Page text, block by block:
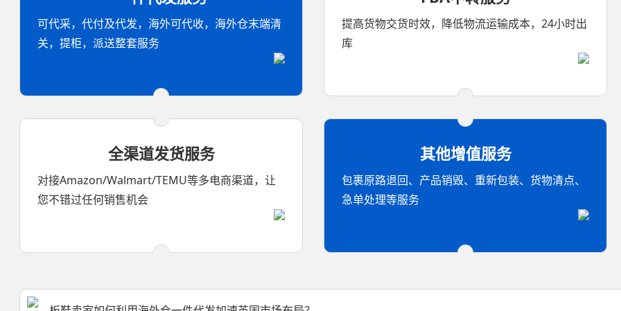
可代采，代付及代发，海外可代收，海外仓末端清
关，提柜，派送整套服务
提高货物交货时效，降低物流运输成本，24小时出
库
全渠道发货服务
对接Amazon/Walmart/TEMU等多电商渠道，让
您不错过任何销售机会
其他增值服务
包裹原路退回、产品销毁、重新包装、货物清点、
急单处理等服务
海外仓一件代发，24小时能出库吗？
海外仓一件代发，多久能出库？
婴儿车蚊网美国海外仓代发服务
猫睡袋美国海外仓代发服务优势
室内篮球架美国海外仓代发托管案例
微型打印机美国海外仓代发托管案例